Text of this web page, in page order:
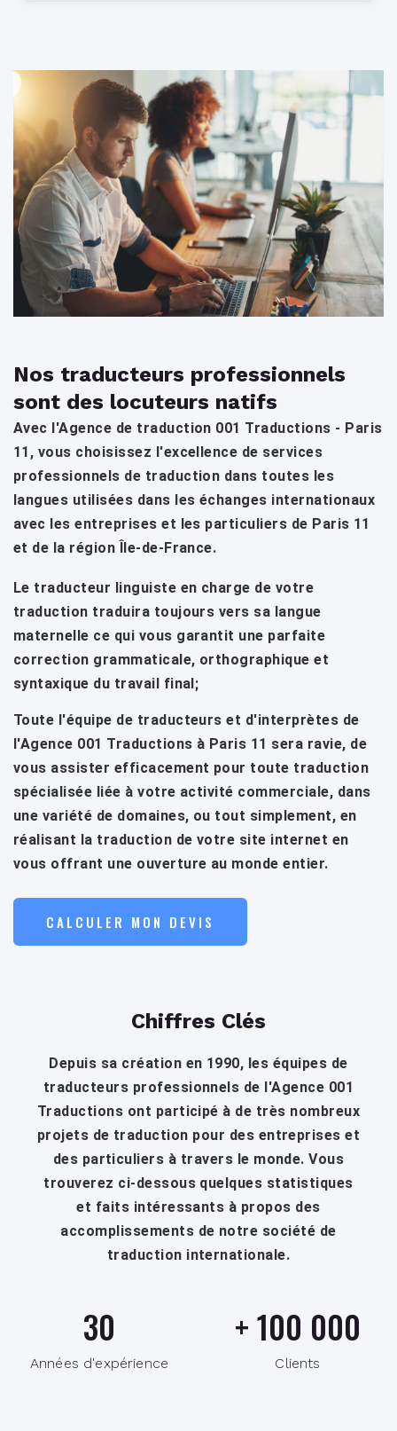
Nos traducteurs professionnels
sont des locuteurs natifs
Avec l'Agence de traduction 001 Traductions - Paris
11, vous choisissez l'excellence de services
professionnels de traduction dans toutes les
langues utilisées dans les échanges internationaux
avec les entreprises et les particuliers de Paris 11
et de la région Île-de-France.
Le traducteur linguiste en charge de votre
traduction traduira toujours vers sa langue
maternelle ce qui vous garantit une parfaite
correction grammaticale, orthographique et
syntaxique du travail final;
Toute l'équipe de traducteurs et d'interprètes de
l'Agence 001 Traductions à Paris 11 sera ravie, de
vous assister efficacement pour toute traduction
spécialisée liée à votre activité commerciale, dans
une variété de domaines, ou tout simplement, en
réalisant la traduction de votre site internet en
vous offrant une ouverture au monde entier.
CALCULER MON DEVIS
Chiffres Clés
Depuis sa création en 1990, les équipes de
traducteurs professionnels de l'Agence 001
Traductions ont participé à de très nombreux
projets de traduction pour des entreprises et
des particuliers à travers le monde. Vous
trouverez ci-dessous quelques statistiques
et faits intéressants à propos des
accomplissements de notre société de
traduction internationale.
30
Années d'expérience
+100 000
Clients